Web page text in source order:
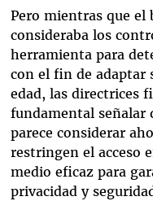
Pero mientras que el
consideraba los
herramienta para
con el fin de adaptar
edad, las directrices
fundamental señalar
parece considerar
restringen el acceso
medio eficaz para
privacidad y